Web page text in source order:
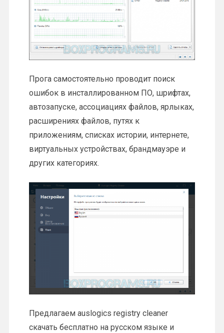
Прога самостоятельно проводит поиск
ошибок в инсталлированном ПО, шрифтах,
автозапуске, ассоциациях файлов, ярлыках,
расширениях файлов, путях к
приложениям, списках истории, интернете,
виртуальных устройствах, брандмауэре и
других категориях.
Предлагаем auslogics registry cleaner
скачать бесплатно на русском языке и